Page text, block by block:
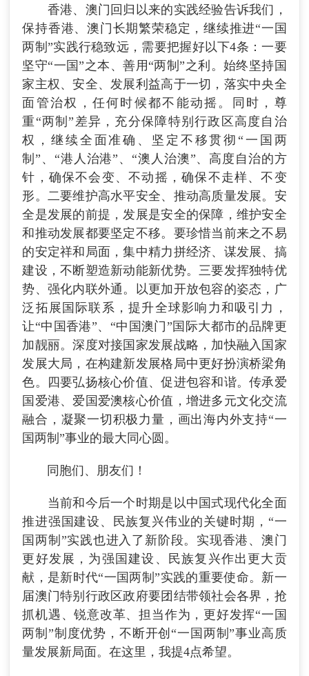
香港、澳门回归以来的实践经验告诉我们，
保持香港、澳门长期繁荣稳定，继续推进“一国
两制”实践行稳致远，需要把握好以下4条：一要
坚守“一国”之本、善用“两制”之利。始终坚持国
家主权、安全、发展利益高于一切，落实中央全
面管治权，任何时候都不能动摇。同时，尊
重“两制”差异，充分保障特别行政区高度自治
权，继续全面准确、坚定不移贯彻“一国两
制”、“港人治港”、“澳人治澳”、高度自治的方
针，确保不会变、不动摇，确保不走样、不变
形。二要维护高水平安全、推动高质量发展。安
全是发展的前提，发展是安全的保障，维护安全
和推动发展都要坚定不移。要珍惜当前来之不易
的安定祥和局面，集中精力拼经济、谋发展、搞
建设，不断塑造新动能新优势。三要发挥独特优
势、强化内联外通。以更加开放包容的姿态，广
泛拓展国际联系，提升全球影响力和吸引力，
让“中国香港”、“中国澳门”国际大都市的品牌更
加靓丽。深度对接国家发展战略，加快融入国家
发展大局，在构建新发展格局中更好扮演桥梁角
色。四要弘扬核心价值、促进包容和谐。传承爱
国爱港、爱国爱澳核心价值，增进多元文化交流
融合，凝聚一切积极力量，画出海内外支持“一
国两制”事业的最大同心圆。
同胞们、朋友们！
当前和今后一个时期是以中国式现代化全面
推进强国建设、民族复兴伟业的关键时期，“一
国两制”实践也进入了新阶段。实现香港、澳门
更好发展，为强国建设、民族复兴作出更大贡
献，是新时代“一国两制”实践的重要使命。新一
届澳门特别行政区政府要团结带领社会各界，抢
抓机遇、锐意改革、担当作为，更好发挥“一国
两制”制度优势，不断开创“一国两制”事业高质
量发展新局面。在这里，我提4点希望。